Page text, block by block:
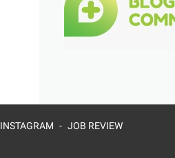
INSTAGRAM JOB REVIEW